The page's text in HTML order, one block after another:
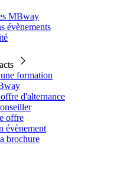
MBway
évènements
formation
d'alternance
offre
évènement
brochure